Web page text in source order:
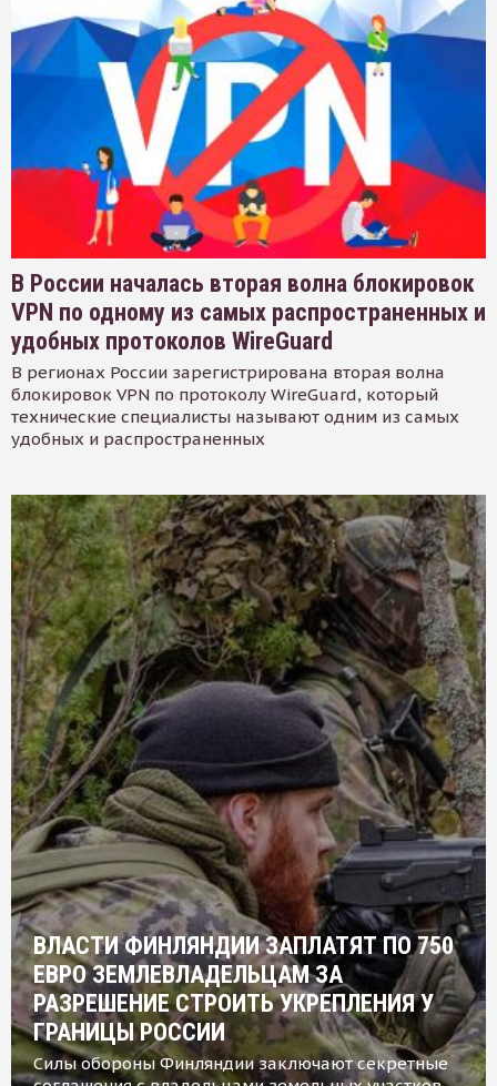
В России началась вторая волна блокировок
VPN по одному из самых распространенных и
удобных протоколов WireGuard
В регионах России зарегистрирована вторая волна
блокировок VPN по протоколу WireGuard, который
технические специалисты называют одним из самых
удобных и распространенных
ВЛАСТИ ФИНЛЯНДИИ ЗАПЛАТЯТ ПО 750
ЕВРО ЗЕМЛЕВЛАДЕЛЬЦАМ ЗА
РАЗРЕШЕНИЕ СТРОИТЬ УКРЕПЛЕНИЯ У
ГРАНИЦЫ РОССИИ
Силы обороны Финляндии заключают секретные